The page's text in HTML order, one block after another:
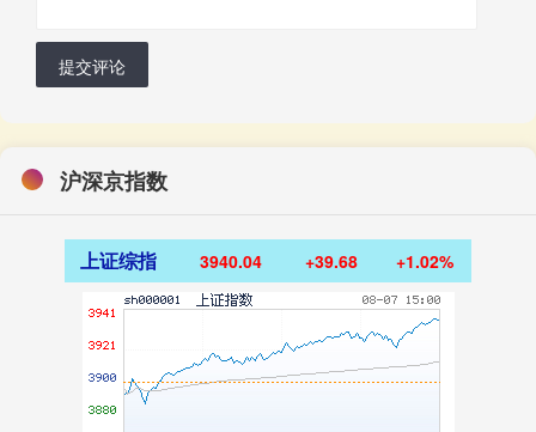
提交评论
沪深京指数
上证综指 3940.04 +39.68 +1.02%